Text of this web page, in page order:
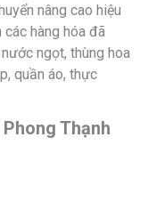
nâng cao hiệu
hàng hóa đã
ngọt, thùng hoa
quần áo, thực
Thạnh